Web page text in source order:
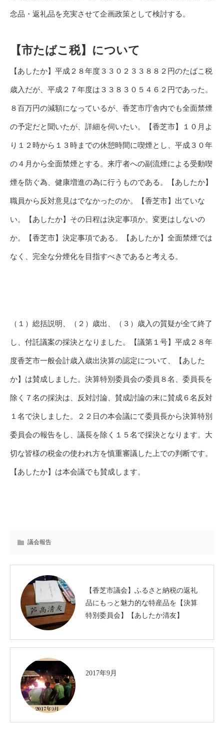
念品・返礼品を充実させて企画政策として検討する。
【市たばこ税】について
【あしたか】平成２８年度３３０２３３８８２円のたばこ税
歳入だが、平成２７年度は３３８３０５４６２円であった。
８百万円の減額になっているが、香芝市庁舎内でも全面禁煙
の予定だと聞いたが、詳細を伺いたい。【香芝市】１０月よ
り１２時から１３時までの休憩時間に喫煙とし、平成３０年
の４月から全面禁煙とする。来庁者への副流煙による受動喫
煙を防ぐ為、健康増進の為に行うものである。【あしたか】
職員から反対意見はでなかったのか。【香芝市】出ていな
い。【あしたか】その日程は決定事項か。変更はしないの
か。【香芝市】決定事項である。【あしたか】全面禁煙では
なく、完全な分煙化を目指すべきであると考える。
（１）総括説明、（２）歳出、（３）歳入の質疑が全て終了
し、付託議案の採決となりました。【議第１号】平成２８年
度香芝市一般会計歳入歳出決算の認定について、【あした
か】は賛成しました。決算特別委員会の委員８名、委員長を
除く７名の採決は、反対討論、賛成討論の末に賛成６名反対
１名で決しました。２２日の本会議にて委員長から決算特別
委員会の報告をし、議長を除く１５名で採決となります。大
切な皆様の税金の使われ方を慎重審議した上での判断です。
【あしたか】は本会議でも賛成します。
議会報告
【香芝市議会】ふるさと納税の返礼
品にもっと魅力的な特産品を【決算
特別委員会】【あしたか清友】
2017年9月